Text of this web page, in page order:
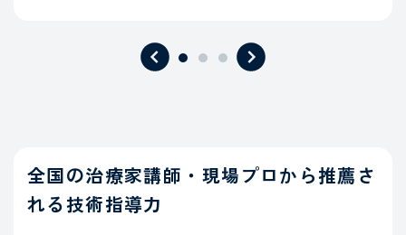
全国の治療家講師・現場プロから推薦さ
れる技術指導力